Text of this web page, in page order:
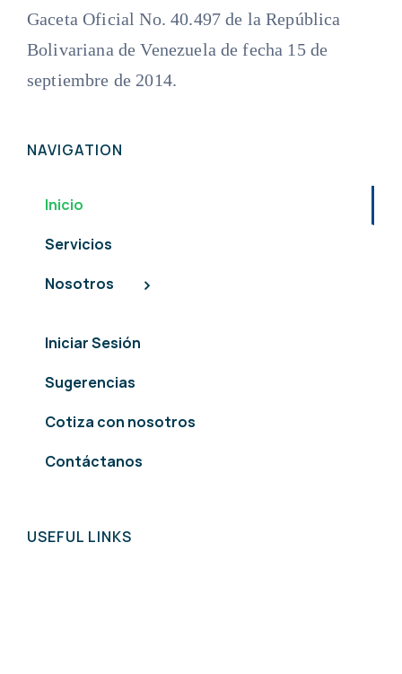
Gaceta Oficial No. 40.497 de la República
Bolivariana de Venezuela de fecha 15 de
septiembre de 2014.
NAVIGATION
Inicio
Servicios
Nosotros
Iniciar Sesión
Sugerencias
Cotiza con nosotros
Contáctanos
USEFUL LINKS